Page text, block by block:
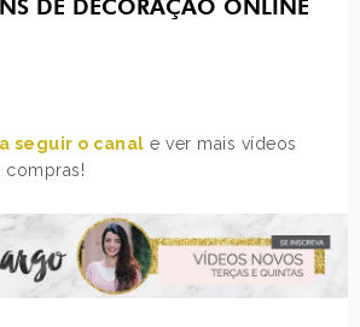
DE DECORAÇÃO ONLINE
seguir o canal e ver mais vídeos
compras!